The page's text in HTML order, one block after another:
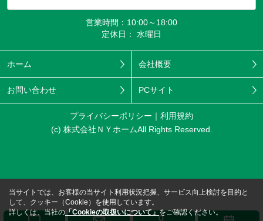
営業時間：10:00～18:00
定休日： 水曜日
ホーム 会社概要
お問い合わせ PCサイト
プライバシーポリシー
利用規約
(c) 株式会社ＮＹホームAll Rights Reserved.
当サイトでは、お客様の当サイト利用状況把握、サービス向上検討を目的と
して、クッキー（Cookie）を使用しています。
詳しくは、当社の 「Cookieの取扱いについて」をご確認ください。